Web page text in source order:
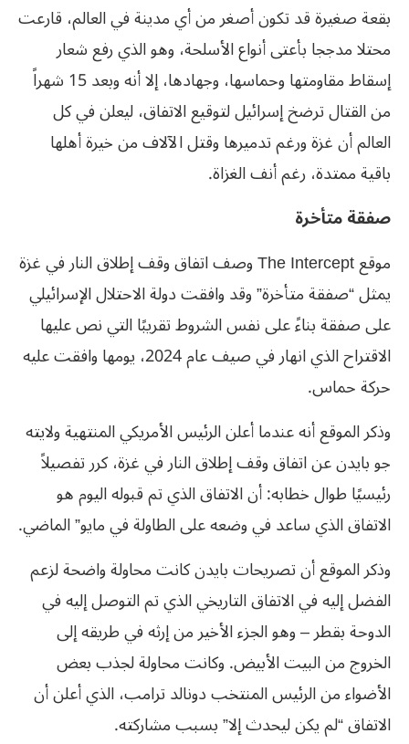
بقعة صغيرة قد تكون أصغر من أي مدينة في العالم، قارعت
محتلا مدججا بأعتى أنواع الأسلحة، وهو الذي رفع شعار
إسقاط مقاومتها وحماسها، وجهادها، إلا أنه وبعد 15 شهراً
من القتال ترضخ إسرائيل لتوقيع الاتفاق، ليعلن في كل
العالم أن غزة ورغم تدميرها وقتل الآلاف من خيرة أهلها
باقية ممتدة، رغم أنف الغزاة.
صفقة متأخرة
موقع The Intercept وصف اتفاق وقف إطلاق النار في غزة
يمثل “صفقة متأخرة” وقد وافقت دولة الاحتلال الإسرائيلي
على صفقة بناءً على نفس الشروط تقريبًا التي نص عليها
الاقتراح الذي انهار في صيف عام 2024، يومها وافقت عليه
حركة حماس.
وذكر الموقع أنه عندما أعلن الرئيس الأمريكي المنتهية ولايته
جو بايدن عن اتفاق وقف إطلاق النار في غزة، كرر تفصيلاً
رئيسيًا طوال خطابه: أن الاتفاق الذي تم قبوله اليوم هو
الاتفاق الذي ساعد في وضعه على الطاولة في مايو” الماضي.
وذكر الموقع أن تصريحات بايدن كانت محاولة واضحة لزعم
الفضل إليه في الاتفاق التاريخي الذي تم التوصل إليه في
الدوحة بقطر – وهو الجزء الأخير من إرثه في طريقه إلى
الخروج من البيت الأبيض. وكانت محاولة لجذب بعض
الأضواء من الرئيس المنتخب دونالد ترامب، الذي أعلن أن
الاتفاق “لم يكن ليحدث إلا” بسبب مشاركته.